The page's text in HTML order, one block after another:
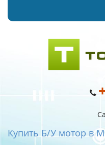
Купить Б/У мотор в